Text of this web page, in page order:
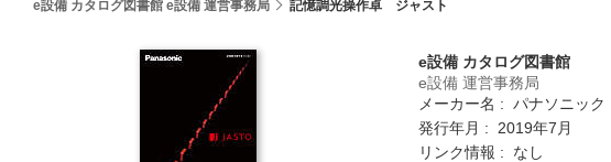
e設備 カタログ図書館 e設備 運営事務局 記憶調光操作卓 ジャスト
e設備 カタログ図書館
e設備 運営事務局
メーカー名 : パナソニック
発行年月 : 2019年7月
リンク情報 : なし